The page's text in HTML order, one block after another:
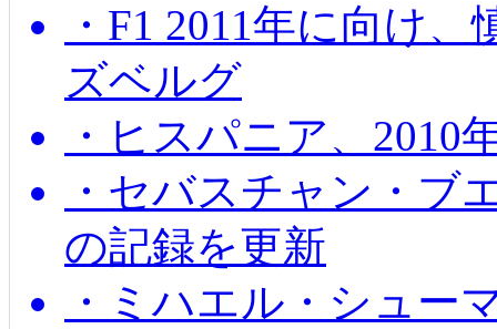
・F1 2011年に向け
ズベルグ
・ヒスパニア、2010
・セバスチャン・ブ
の記録を更新
・ミハエル・シュー